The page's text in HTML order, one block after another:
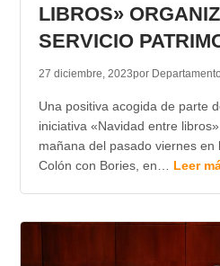
LIBROS»
SERVICIO
27 diciembre, 2023por
Una positiva acogida de parte
iniciativa «Navidad entre
mañana del pasado viernes en
Colón con Bories, en… Leer